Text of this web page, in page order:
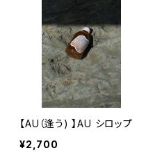
【AU（逢う) 】AU シロップ
¥2,700